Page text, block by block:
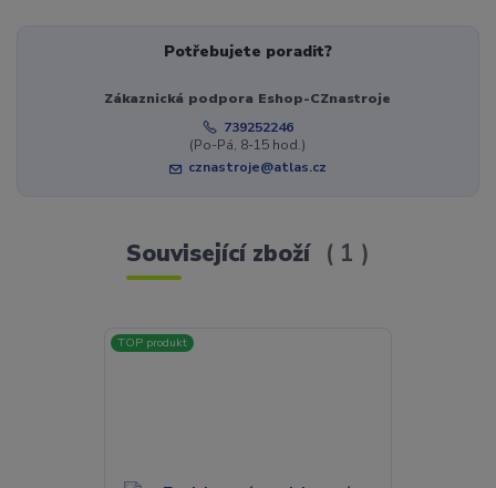
Potřebujete poradit?
Zákaznická podpora Eshop-CZnastroje
739252246
(Po-Pá, 8-15 hod.)
cznastroje@atlas.cz
Související zboží 1
TOP produkt